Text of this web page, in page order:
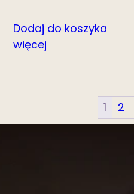
Dodaj do koszyka
więcej
1 2